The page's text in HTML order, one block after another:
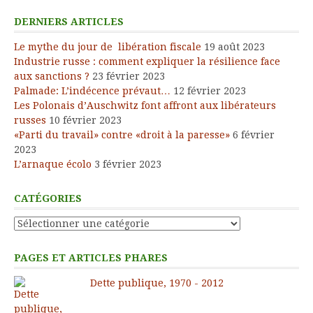
DERNIERS ARTICLES
Le mythe du jour de libération fiscale 19 août 2023
Industrie russe : comment expliquer la résilience face
aux sanctions ? 23 février 2023
Palmade: L’indécence prévaut… 12 février 2023
Les Polonais d’Auschwitz font affront aux libérateurs
russes 10 février 2023
«Parti du travail» contre «droit à la paresse» 6 février
2023
L’arnaque écolo 3 février 2023
CATÉGORIES
Catégories
PAGES ET ARTICLES PHARES
Dette publique, 1970 - 2012